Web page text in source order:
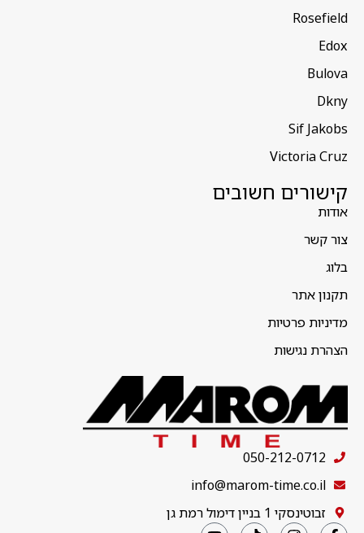
Rosefield
Edox
Bulova
Dkny
Sif Jakobs
Victoria Cruz
קישורים חשובים
אודות
צור קשר
בלוג
תקנון אתר
מדיניות פרטיות
הצהרת נגישות
050-212-0712
info@marom-time.co.il
זבוטינסקי 1 בניין דימול רמת גן